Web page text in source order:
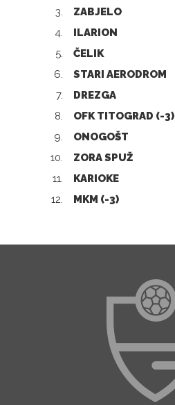
3.
ZABJELO
4.
ILARION
5.
ČELIK
6.
STARI AERODROM
7.
DREZGA
8.
OFK TITOGRAD (-3)
9.
ONOGOŠT
10.
ZORA SPUŽ
11.
KARIOKE
12.
MKM (-3)